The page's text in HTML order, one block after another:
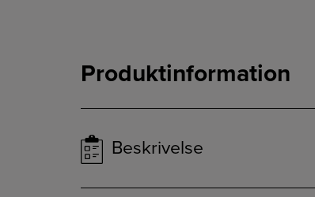
Produktinformation
Beskrivelse